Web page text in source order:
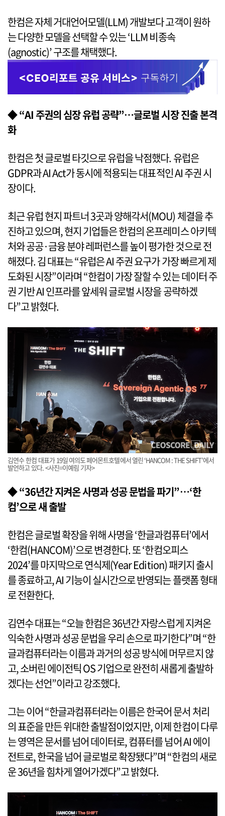
한컴은 자체 거대언어모델(LLM) 개발보다 고객이 원하
는 다양한 모델을 선택할 수 있는 ‘LLM 비종속
(agnostic)’ 구조를 채택했다.
◆ “AI 주권의 심장 유럽 공략”…글로벌 시장 진출 본격
화
한컴은 첫 글로벌 타깃으로 유럽을 낙점했다. 유럽은
GDPR과 AI Act가 동시에 적용되는 대표적인 AI 주권 시
장이다.
최근 유럽 현지 파트너 3곳과 양해각서(MOU) 체결을 추
진하고 있으며, 현지 기업들은 한컴의 온프레미스 아키텍
처와 공공·금융 분야 레퍼런스를 높이 평가한 것으로 전
해졌다. 김 대표는 “유럽은 AI 주권 요구가 가장 빠르게 제
도화된 시장”이라며 “한컴이 가장 잘할 수 있는 데이터 주
권 기반 AI 인프라를 앞세워 글로벌 시장을 공략하겠
다”고 밝혔다.
김연수 한컴 대표가 19일 여의도 페어몬트호텔에서 열린 ‘HANCOM : THE SHIFT’에서
발언하고 있다. <사진=이예림 기자>
◆ “36년간 지켜온 사명과 성공 문법을 파기”…‘한
컴’으로 새 출발
한컴은 글로벌 확장을 위해 사명을 ‘한글과컴퓨터’에서
‘한컴(HANCOM)’으로 변경한다. 또 ‘한컴오피스
2024’를 마지막으로 연식제(Year Edition) 패키지 출시
를 종료하고, AI 기능이 실시간으로 반영되는 플랫폼 형태
로 전환한다.
김연수 대표는 “오늘 한컴은 36년간 자랑스럽게 지켜온
익숙한 사명과 성공 문법을 우리 손으로 파기한다”며 “한
글과컴퓨터라는 이름과 과거의 성공 방식에 머무르지 않
고, 소버린 에이전틱 OS 기업으로 완전히 새롭게 출발하
겠다는 선언”이라고 강조했다.
그는 이어 “한글과컴퓨터라는 이름은 한국어 문서 처리
의 표준을 만든 위대한 출발점이었지만, 이제 한컴이 다루
는 영역은 문서를 넘어 데이터로, 컴퓨터를 넘어 AI 에이
전트로, 한국을 넘어 글로벌로 확장됐다”며 “한컴의 새로
운 36년을 힘차게 열어가겠다”고 밝혔다.